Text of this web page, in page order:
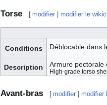
Torse [ modifier |modifier le
Conditions
Déblocable dans
Description Armure pectorale
High-grade torso
Avant-bras [ modifier |modifier